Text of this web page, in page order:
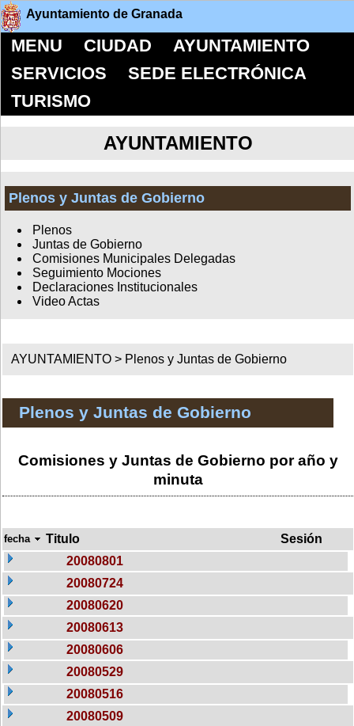
Ayuntamiento de Granada
MENU CIUDAD
AYUNTAMIENTO
SERVICIOS
SEDE ELECTRÓNICA
TURISMO
AYUNTAMIENTO
Plenos y Juntas de Gobierno
Plenos
Juntas de Gobierno
Comisiones Municipales Delegadas
Seguimiento Mociones
Declaraciones Institucionales
Video Actas
AYUNTAMIENTO > Plenos y Juntas de Gobierno
Plenos y Juntas de Gobierno
Comisiones y Juntas de Gobierno por año y
minuta
fecha Titulo
Sesión
20080801
20080724
20080620
20080613
20080606
20080529
20080516
20080509